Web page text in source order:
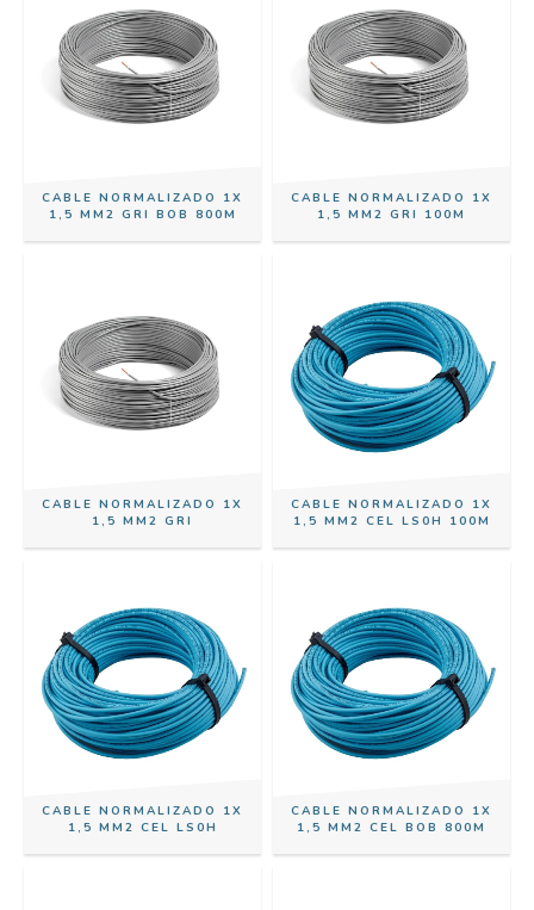
CABLE NORMALIZADO 1X
1,5 MM2 GRI BOB 800M
CABLE NORMALIZADO 1X
1,5 MM2 GRI 100M
CABLE NORMALIZADO 1X
1,5 MM2 GRI
CABLE NORMALIZADO 1X
1,5 MM2 CEL LS0H 100M
CABLE NORMALIZADO 1X
1,5 MM2 CEL LS0H
CABLE NORMALIZADO 1X
1,5 MM2 CEL BOB 800M